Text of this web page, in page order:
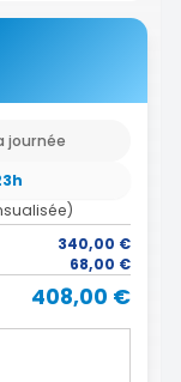
journée
340,00 €
68,00 €
408,00 €